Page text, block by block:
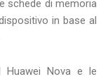
schede di memoria
in base al
Huawei Nova e le